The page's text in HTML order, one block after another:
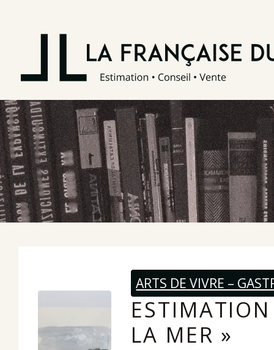
ARTS DE VIVRE –
LA MER »